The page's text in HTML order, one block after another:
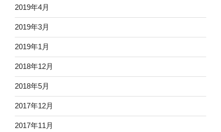
2019年4月
2019年3月
2019年1月
2018年12月
2018年5月
2017年12月
2017年11月